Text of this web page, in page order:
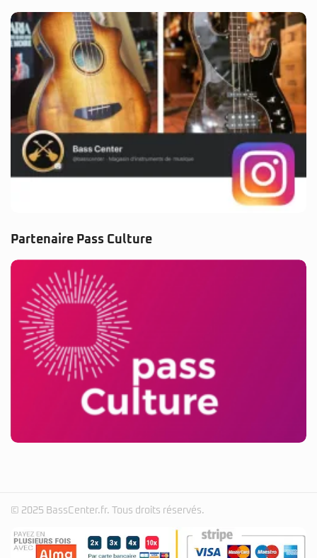
Partenaire Pass Culture
© 2025 BassCenter.fr. Tous droits réservés.